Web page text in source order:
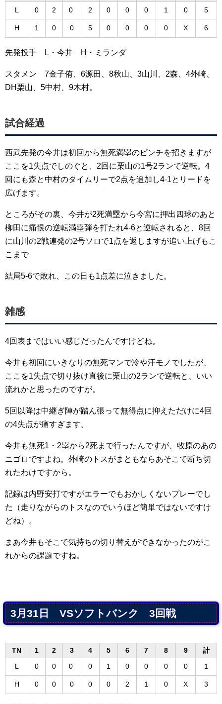
L 0 2 0 2 0 0 0 1 0 5
H 1 0 0 5 0 0 0 0 X 6
先発投手 L・今井 H・ミランダ
スタメン 7金子侑、6源田、8秋山、3山川、2森、4外崎、
DH栗山、5中村、9木村。
試合経過
西武先発の今井は初回から無死満塁のピンチを招きますが
ここを1失点でしのぐと、2回に栗山の1号2ランで逆転。4
回にも森と中村のタイムリーで2点を追加し4-1とリードを
広げます。
ところがその裏、今井が2死満塁から今宮に押出四球のあと
柳田に痛恨の逆転満塁弾を打たれ4-6と逆転されると、8回
に山川の2戦連発の2号ソロで1点を返しますが追い上げもこ
こまで
結局5-6で敗れ、この日も1点差に泣きました。
雑感
4回表まではいい感じだったんですけどね。
今井も初回にいきなりの無死マンで冷や汗モノでしたが、
ここを1失点で切り抜け直後に栗山の2ランで逆転と、いい
流れかと思ったのですが。
5回以降は中継ぎ陣が踏ん張って無得点に抑えただけに4回
の4失点が痛すぎます。
今井も無死1・2塁から2死まで行ったんですが、牧原のあの
ニゴロですよね。外崎のトスがまともならあそこで断ち切
れたわけですから。
記録は内野安打ですがエラーでもおかしくないプレーでし
た（走りながらのトスなのでいうほど簡単ではないですけ
どね）。
まあ今井もそこで気持ちの切り替えができなかったのがこ
れからの課題ですね。
3月31日 VSソフトバンク 3回戦
TN 1 2 3 4 5 6 7 8 9 計
L 0 0 0 0 1 0 0 0 0 1
H 0 0 0 0 0 2 1 0 X 3